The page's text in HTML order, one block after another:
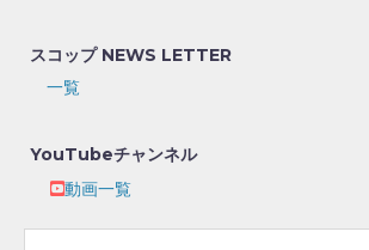
スコップ NEWS LETTER
一覧
YouTubeチャンネル
動画一覧